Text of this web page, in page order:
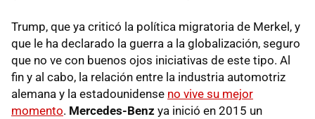
Trump, que ya criticó la política migratoria de Merkel, y
que le ha declarado la guerra a la globalización, seguro
que no ve con buenos ojos iniciativas de este tipo. Al
fin y al cabo, la relación entre la industria automotriz
alemana y la estadounidense no vive su mejor
momento. Mercedes-Benz ya inició en 2015 un